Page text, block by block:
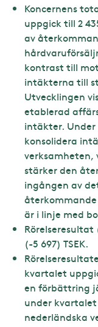
Koncernens
uppgick till 2
av
kontrast till
intäkterna till
Utvecklingen
etablerad
intäkter.
konsolidera
stärker den
ingången av
återkommande
är i linje med
Rörelseresultat
(-5 697) TSEK.
kvartalet
en förbättring
under
nederländska